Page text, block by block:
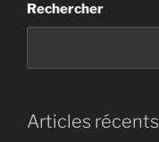
Rechercher
Articles récents